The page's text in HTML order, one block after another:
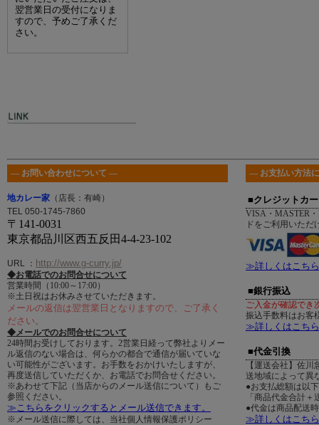
翌営業日の受付になりま
すので、予めご了承くだ
さい。
― お問い合わせについて ―
地カレー家 （店長：有崎）
TEL 050-1745-7860
〒141-0031
東京都品川区西五反田4-4-23-102
URL ： http://www.g-curry.jp/
◆お電話でのお問合せについて
営業時間（10:00～17:00）
※土日祝はお休みさせていただきます。
メールの返信は翌営業日となりますので、ご了承く
ださい。
◆メールでのお問合せについて
24時間お受けしております。2営業日経って弊社よりメー
ル返信のない場合は、何らかの都合で通信が届いていな
い可能性がございます。お手数をおかけいたしますが、
再度送信していただくか、お電話でお問合せください。
※あわせて下記（当店からのメール送信について）もご
参照ください。
≫こちらをクリックするとメール送信できます。
※メール送信に際しては、当社個人情報保護ポリシー
― お支払い方法
■クレジットカ
VISA・MASTER
ドをご利用いただ
≫詳しくはこち
■銀行振込
ご入金が確認でき
振込手数料はお客
≫詳しくはこち
■代金引換
【運送会社】佐
送地域によって異
●お支払総額は以
「商品代金合計
●代金は商品配送
≫詳しくはこち